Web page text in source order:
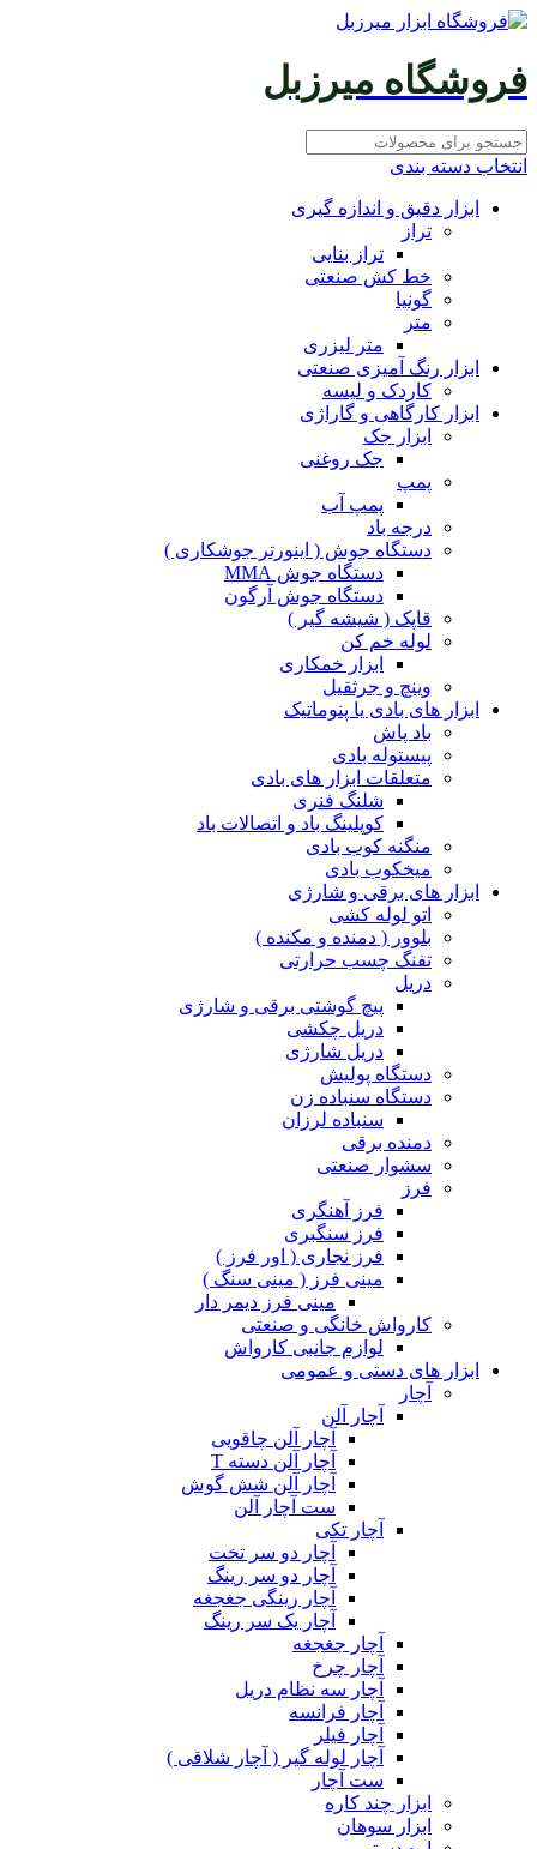
فروشگاه میرزبل
انتخاب دسته بندی
ابزار دقیق و اندازه گیری
تراز
تراز بنایی
خط کش صنعتی
گونیا
متر
متر لیزری
ابزار رنگ آمیزی صنعتی
کاردک و لیسه
ابزار کارگاهی و گاراژی
ابزار جک
جک روغنی
پمپ
پمپ آب
درجه باد
دستگاه جوش ( اینورتر جوشکاری )
دستگاه جوش MMA
دستگاه جوش آرگون
قاپک ( شیشه گیر )
لوله خم کن
ابزار خمکاری
وینچ و جرثقیل
ابزار های بادی یا پنوماتیک
باد پاش
پیستوله بادی
متعلقات ابزار های بادی
شلنگ فنری
کوپلینگ باد و اتصالات باد
منگنه کوب بادی
میخکوب بادی
ابزار های برقی و شارژی
اتو لوله کشی
بلوور ( دمنده و مکنده )
تفنگ چسب حرارتی
دریل
پیچ گوشتی برقی و شارژی
دریل چکشی
دریل شارژی
دستگاه پولیش
دستگاه سنباده زن
سنباده لرزان
دمنده برقی
سشوار صنعتی
فرز
فرز آهنگری
فرز سنگبری
فرز نجاری ( اور فرز )
مینی فرز ( مینی سنگ )
مینی فرز دیمر دار
کارواش خانگی و صنعتی
لوازم جانبی کارواش
ابزار های دستی و عمومی
آچار
آچار آلن
آچار آلن چاقویی
آچار آلن دسته T
آچار آلن شش گوش
ست آچار آلن
آچار تکی
آچار دو سر تخت
آچار دو سر رینگ
آچار رینگی جغجغه
آچار یک سر رینگ
آچار جغجغه
آچار چرخ
آچار سه نظام دریل
آچار فرانسه
آچار فیلر
آچار لوله گیر ( آچار شلاقی )
ست آچار
ابزار چند کاره
ابزار سوهان